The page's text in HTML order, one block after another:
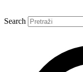
Search